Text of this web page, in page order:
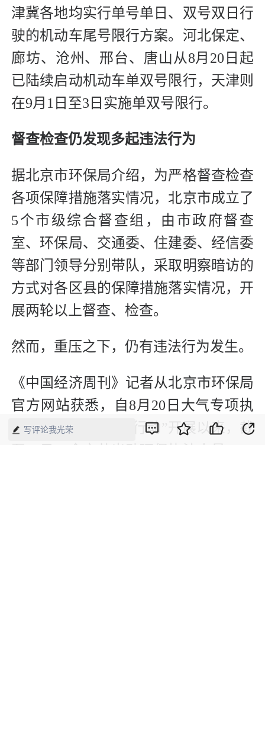
津冀各地均实行单号单日、双号双日行
驶的机动车尾号限行方案。河北保定、
廊坊、沧州、邢台、唐山从8月20日起
已陆续启动机动车单双号限行，天津则
在9月1日至3日实施单双号限行。
督查检查仍发现多起违法行为
据北京市环保局介绍，为严格督查检查
各项保障措施落实情况，北京市成立了
5个市级综合督查组，由市政府督查
室、环保局、交通委、住建委、经信委
等部门领导分别带队，采取明察暗访的
方式对各区县的保障措施落实情况，开
展两轮以上督查、检查。
然而，重压之下，仍有违法行为发生。
《中国经济周刊》记者从北京市环保局
官方网站获悉，自8月20日大气专项执
法月第四阶段“保障行动”开展以来，截
写评论我光荣